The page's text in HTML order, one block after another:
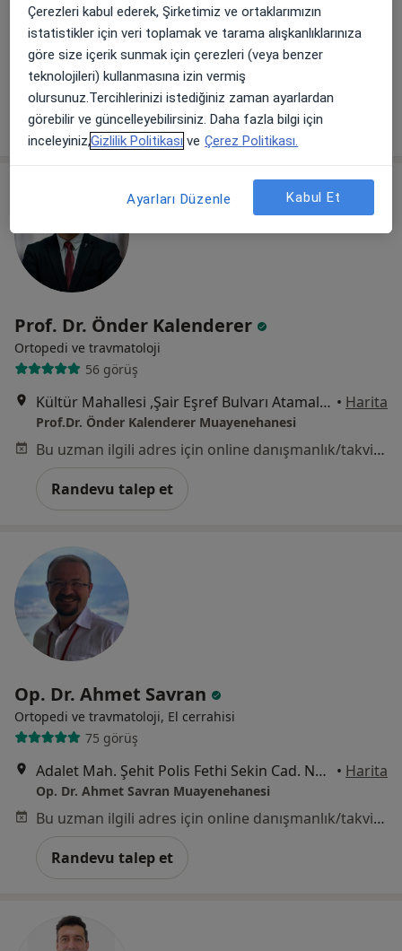
Manavkuyu Mahallesi 250. Sokak No:23, Bayraklı •Harita
Özel Tınaztepe Galen Hastanesi
Randevu talep et
Prof. Dr. Önder Kalenderer
Ortopedi ve travmatoloji
56 görüş
Kültür Mahallesi ,Şair Eşref Bulvarı Atamal Apartmanı No:71 D:2 Konak, İzmir • Harita
Prof.Dr. Önder Kalenderer Muayenehanesi
Bu uzman ilgili adres için online danışmanlık/takvim sunmuyor.
Randevu talep et
Op. Dr. Ahmet Savran
Ortopedi ve travmatoloji, El cerrahisi
75 görüş
Adalet Mah. Şehit Polis Fethi Sekin Cad. No: 6 Ventus Plaza, Kat:6, Ofis No: 61-62-63, İzmir • Harita
Op. Dr. Ahmet Savran Muayenehanesi
Bu uzman ilgili adres için online danışmanlık/takvim sunmuyor.
Randevu talep et
Çerezleri kabul ederek, Şirketimiz ve ortaklarımızın
istatistikler için veri toplamak ve tarama alışkanlıklarınıza
göre size içerik sunmak için çerezleri (veya benzer
teknolojileri) kullanmasına izin vermiş
olursunuz.Tercihlerinizi istediğiniz zaman ayarlardan
görebilir ve güncelleyebilirsiniz. Daha fazla bilgi için
inceleyiniz,Gizlilik Politikası ve Çerez Politikası.
Ayarları Düzenle Kabul Et